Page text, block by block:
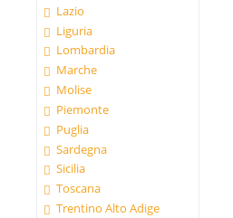
Lazio
Liguria
Lombardia
Marche
Molise
Piemonte
Puglia
Sardegna
Sicilia
Toscana
Trentino Alto Adige